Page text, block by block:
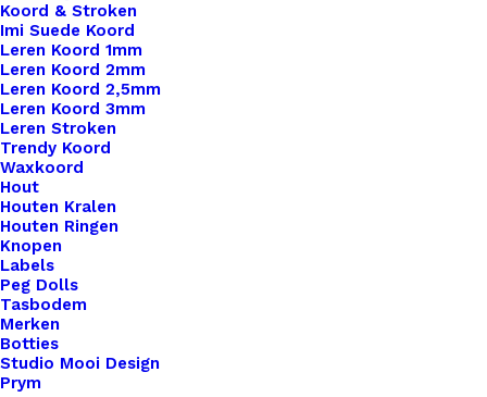
Koord & Stroken
Imi Suede Koord
Leren Koord 1mm
Leren Koord 2mm
Leren Koord 2,5mm
Leren Koord 3mm
Leren Stroken
Trendy Koord
Waxkoord
Hout
Houten Kralen
Houten Ringen
Knopen
Labels
Peg Dolls
Tasbodem
Merken
Botties
Studio Mooi Design
Prym
Cernit Nr1 56Gr – Geel 700
€1,99